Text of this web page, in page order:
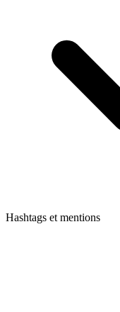
Hashtags et mentions